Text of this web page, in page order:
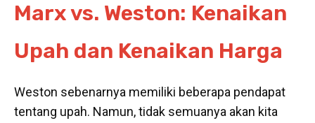
Marx vs. Weston: Kenaikan
Upah dan Kenaikan Harga
Weston sebenarnya memiliki beberapa pendapat
tentang upah. Namun, tidak semuanya akan kita